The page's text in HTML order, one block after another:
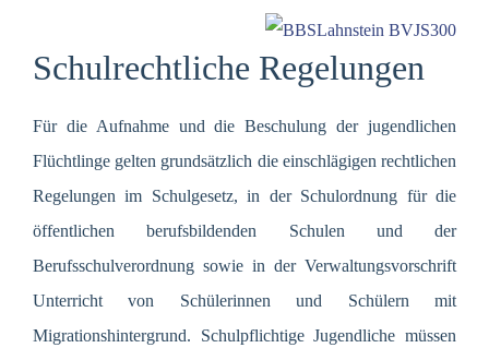
Schulrechtliche Regelungen
Für die Aufnahme und die Beschulung der jugendlichen
Flüchtlinge gelten grundsätzlich die einschlägigen rechtlichen
Regelungen im Schulgesetz, in der Schulordnung für die
öffentlichen berufsbildenden Schulen und der
Berufsschulverordnung sowie in der Verwaltungsvorschrift
Unterricht von Schülerinnen und Schülern mit
Migrationshintergrund. Schulpflichtige Jugendliche müssen